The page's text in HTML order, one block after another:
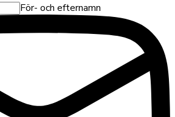
För- och efternamn